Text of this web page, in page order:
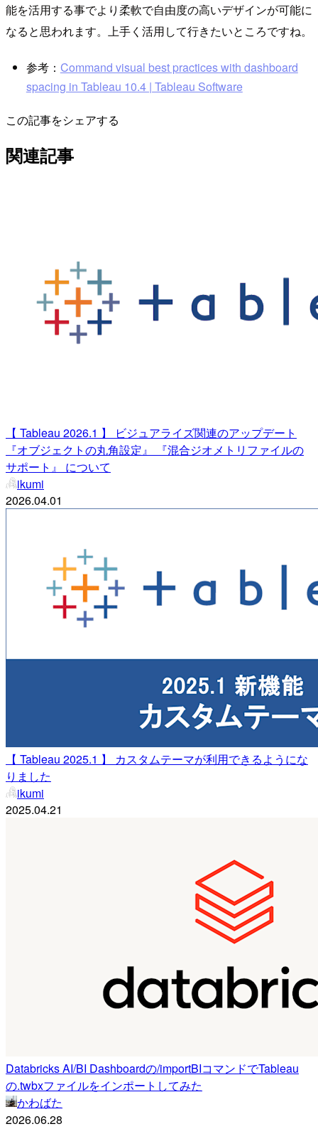
能を活用する事でより柔軟で自由度の高いデザインが可能に
なると思われます。上手く活用して行きたいところですね。
参考： Command visual best practices with dashboard
spacing in Tableau 10.4 | Tableau Software
この記事をシェアする
関連記事
【 Tableau 2026.1 】 ビジュアライズ関連のアップデート
『オブジェクトの丸角設定』 『混合ジオメトリファイルの
サポート』 について
ikumi
2026.04.01
【 Tableau 2025.1 】 カスタムテーマが利用できるようにな
りました
ikumi
2025.04.21
Databricks AI/BI Dashboardの/importBIコマンドでTableau
の.twbxファイルをインポートしてみた
かわばた
2026.06.28